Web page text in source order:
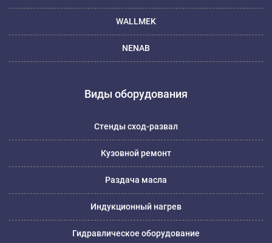
WALLMEK
NENAB
Виды оборудования
Стенды сход-развал
Кузовной ремонт
Раздача масла
Индукционный нагрев
Гидравлическое оборудование